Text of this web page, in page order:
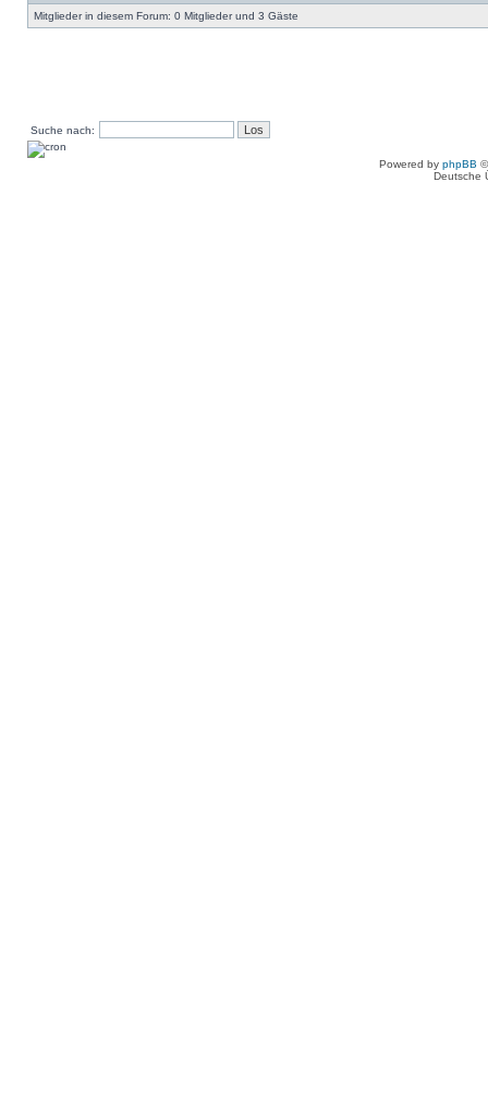
Mitglieder in diesem Forum: 0 Mitglieder und 3 Gäste
Suche nach:
Powered by phpBB
Deutsche